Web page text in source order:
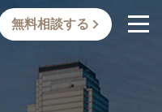
無料相談する